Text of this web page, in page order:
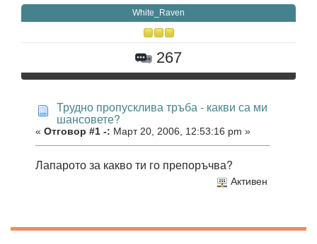
White_Raven
267
Трудно пропусклива тръба - какви са ми
шансовете?
« Отговор #1 -: Март 20, 2006, 12:53:16 pm »
Лапарото за какво ти го препоръчва?
Активен